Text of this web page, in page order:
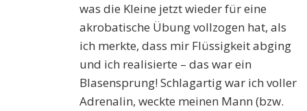
was die Kleine jetzt wieder für eine
akrobatische Übung vollzogen hat, als
ich merkte, dass mir Flüssigkeit abging
und ich realisierte – das war ein
Blasensprung! Schlagartig war ich voller
Adrenalin, weckte meinen Mann (bzw.